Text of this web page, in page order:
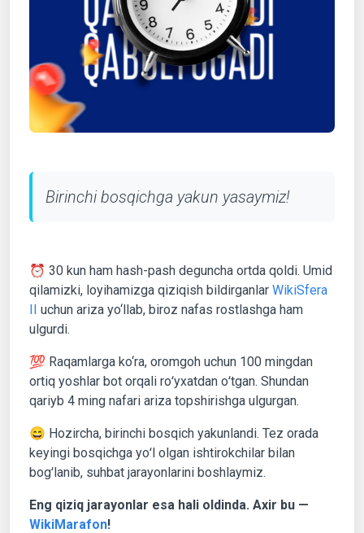
Birinchi bosqichga yakun yasaymiz!
⏰ 30 kun ham hash-pash deguncha ortda qoldi. Umid
qilamizki, loyihamizga qiziqish bildirganlar WikiSfera
II uchun ariza yo‘llab, biroz nafas rostlashga ham
ulgurdi.
💯 Raqamlarga ko‘ra, oromgoh uchun 100 mingdan
ortiq yoshlar bot orqali roʻyxatdan oʻtgan. Shundan
qariyb 4 ming nafari ariza topshirishga ulgurgan.
😄 Hozircha, birinchi bosqich yakunlandi. Tez orada
keyingi bosqichga yoʻl olgan ishtirokchilar bilan
bogʻlanib, suhbat jarayonlarini boshlaymiz.
Eng qiziq jarayonlar esa hali oldinda. Axir bu —
WikiMarafon!